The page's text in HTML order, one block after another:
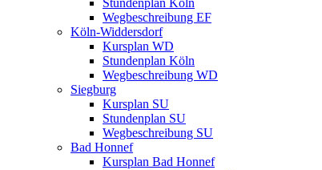
Stundenplan Köln
Wegbeschreibung EF
Köln-Widdersdorf
Kursplan WD
Stundenplan Köln
Wegbeschreibung WD
Siegburg
Kursplan SU
Stundenplan SU
Wegbeschreibung SU
Bad Honnef
Kursplan Bad Honnef